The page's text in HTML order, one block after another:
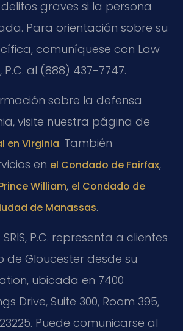
graves si la persona
Para orientación sobre su
comuníquese con Law
P.C. al (888) 437-7747.
sobre la defensa
visite nuestra página de
en Virginia. También
en el Condado de Fairfax,
William, el Condado de
de Manassas.
P.C. representa a clientes
de Gloucester desde su
ubicada en 7400
Drive, Suite 300, Room 395,
Puede comunicarse al